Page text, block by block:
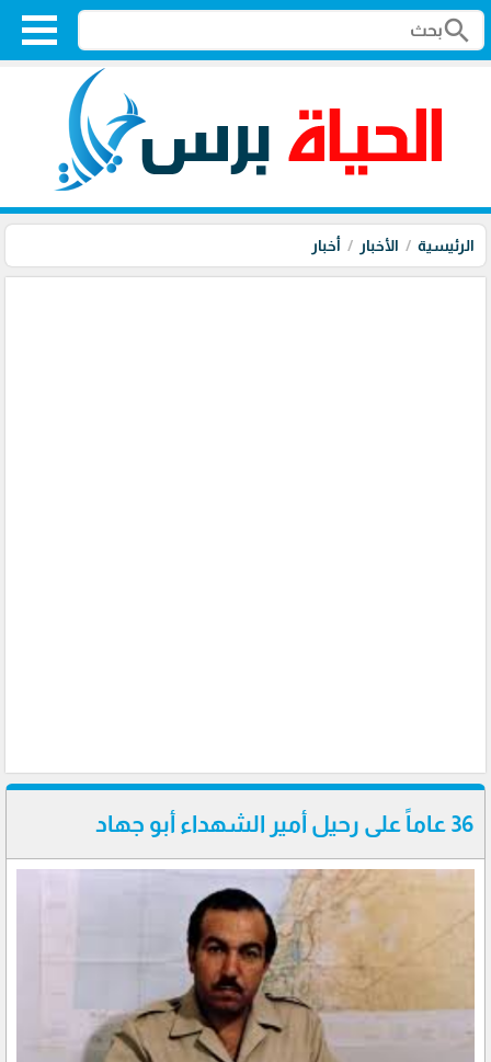
search
الرئيسية الأخبار أخبار
36 عاماً على رحيل أمير الشهداء أبو جهاد